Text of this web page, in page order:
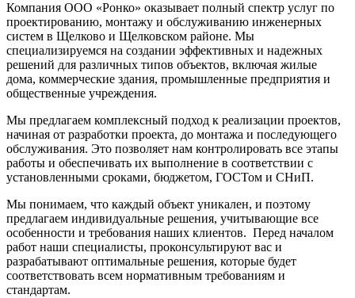
Компания ООО «Ронко» оказывает полный спектр услуг по
проектированию, монтажу и обслуживанию инженерных
систем в Щелково и Щелковском районе. Мы
специализируемся на создании эффективных и надежных
решений для различных типов объектов, включая жилые
дома, коммерческие здания, промышленные предприятия и
общественные учреждения.
Мы предлагаем комплексный подход к реализации проектов,
начиная от разработки проекта, до монтажа и последующего
обслуживания. Это позволяет нам контролировать все этапы
работы и обеспечивать их выполнение в соответствии с
установленными сроками, бюджетом, ГОСТом и СНиП.
Мы понимаем, что каждый объект уникален, и поэтому
предлагаем индивидуальные решения, учитывающие все
особенности и требования наших клиентов. Перед началом
работ наши специалисты, проконсультируют вас и
разрабатывают оптимальные решения, которые будет
соответствовать всем нормативным требованиям и
стандартам.